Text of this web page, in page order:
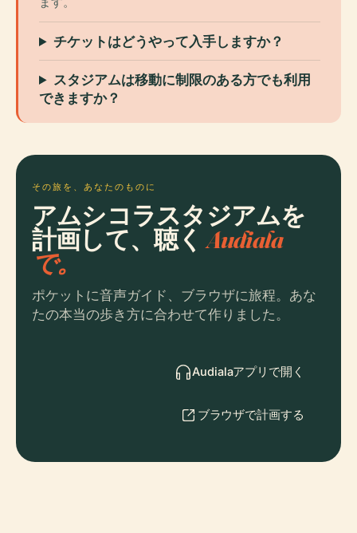
チケットはどうやって入手しますか？
スタジアムは移動に制限のある方でも利用
できますか？
その旅を、あなたのものに
アムシコラスタジアムを
計画して、聴くAudiala
で。
ポケットに音声ガイド、ブラウザに旅程。あな
たの本当の歩き方に合わせて作りました。
Audialaアプリで開く
ブラウザで計画する